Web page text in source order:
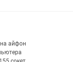
сек. Тип чипов
айфон